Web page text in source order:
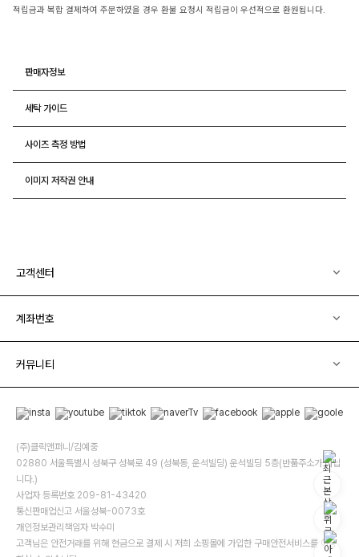
적립금과 복합 결제하여 주문하였을 경우 환불 요청시 적립금이 우선적으로 환원됩니다.
판매자정보
세탁 가이드
사이즈 측정 방법
이미지 저작권 안내
고객센터
계좌번호
커뮤니티
(주)클릭앤퍼니/김예중
02880 서울특별시 성북구 성북로 49 (성북동, 운석빌딩) 운석빌딩 5층(반품주소가 아닙
니다.)
사업자 등록번호 209-81-43420
통신판매업신고 서울성북-0073호
개인정보관리책임자 박수미
고객님은 안전거래를 위해 현금으로 결제 시 저희 소핑몰에 가입한 구매안전서비스를 이용